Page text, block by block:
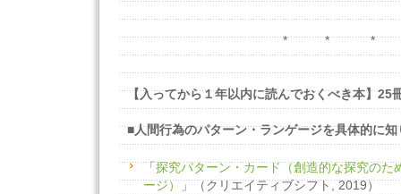
* * *
【入ってから１年以内に読んでおくべき本】25
■人間行為のパターン・ランゲージを具体的に
「探究パターン・カード（創造的な探究のた
ージ）」（クリエイティブシフト, 2019）